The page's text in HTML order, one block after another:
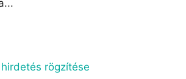
rögzítése